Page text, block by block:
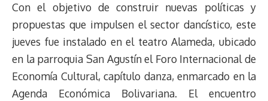
Con el objetivo de construir nuevas políticas y
propuestas que impulsen el sector dancístico, este
jueves fue instalado en el teatro Alameda, ubicado
en la parroquia San Agustín el Foro Internacional de
Economía Cultural, capítulo danza, enmarcado en la
Agenda Económica Bolivariana. El encuentro